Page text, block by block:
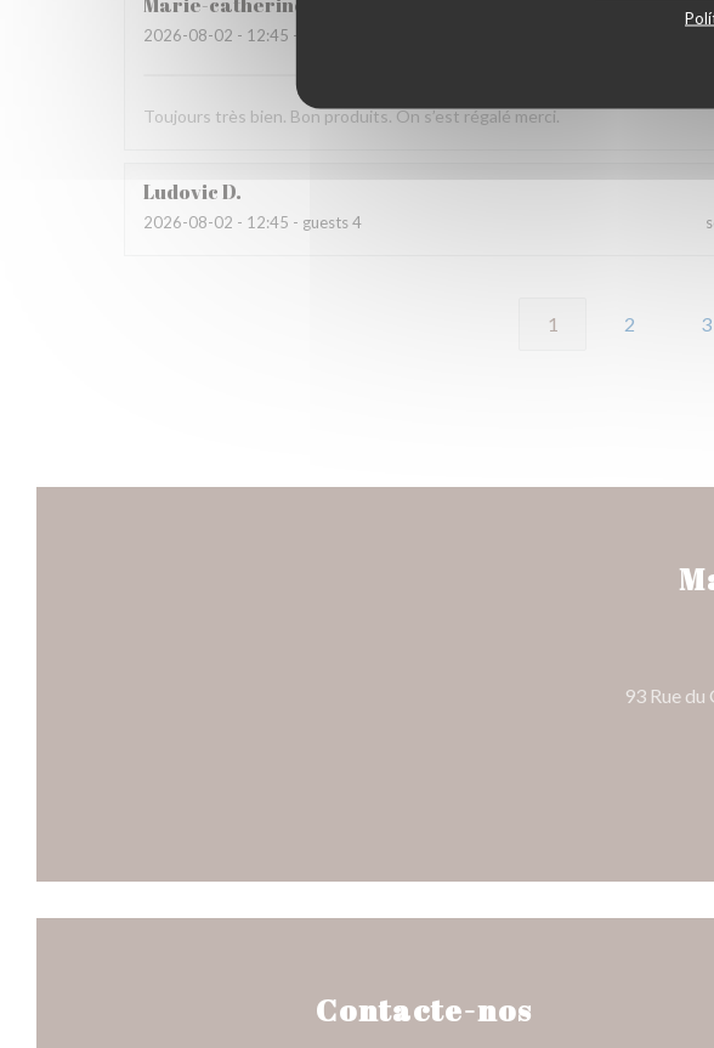
2026-08-02 - 12:45 - guests 4
Toujours très bien. Bon produits. On s’est régalé merci.
LudovicD
2026-08-02 - 12:45 - guests 4
1 2 3
93 Rue
Contacte-nos